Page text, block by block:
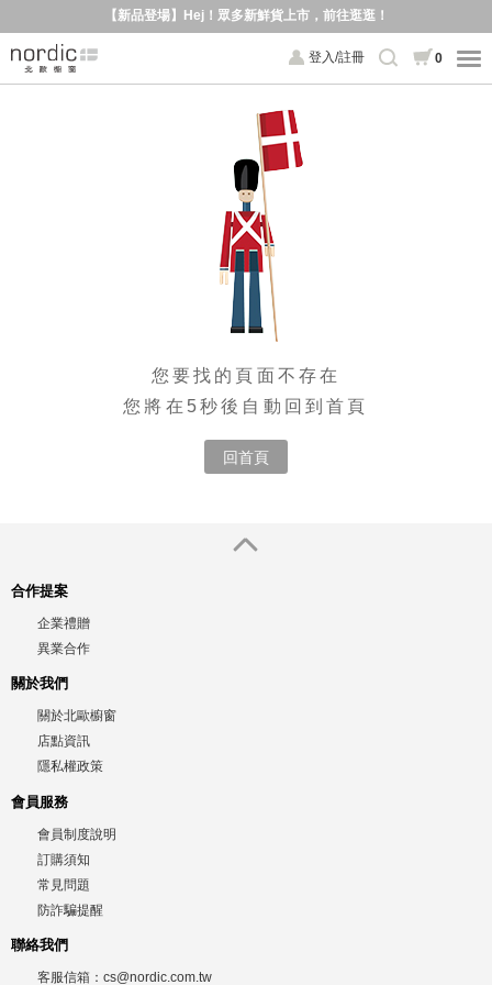
【新品登場】Hej！眾多新鮮貨上市，前往逛逛！
登入/註冊 0
您要找的頁面不存在
您將在5秒後自動回到首頁
回首頁
合作提案
企業禮贈
異業合作
關於我們
關於北歐櫥窗
店點資訊
隱私權政策
會員服務
會員制度說明
訂購須知
常見問題
防詐騙提醒
聯絡我們
客服信箱： cs@nordic.com.tw